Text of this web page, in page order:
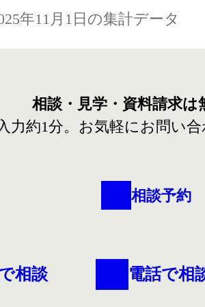
年11月1日の集計データ
相談・見学・資料請求は
力約1分。 お気軽にお問い合
相談予約
相談 電話で相